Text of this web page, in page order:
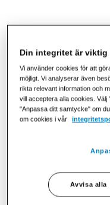
Tre skäl att
Automatisk
saknade uppgifter –
får rätt information
Din integritet är viktig
Vi använder cookies för att
möjligt. Vi analyserar även
rikta relevant information och
vill acceptera alla cookies. Välj
"Anpassa ditt samtycke" om
om cookies i vår
Avvisa alla